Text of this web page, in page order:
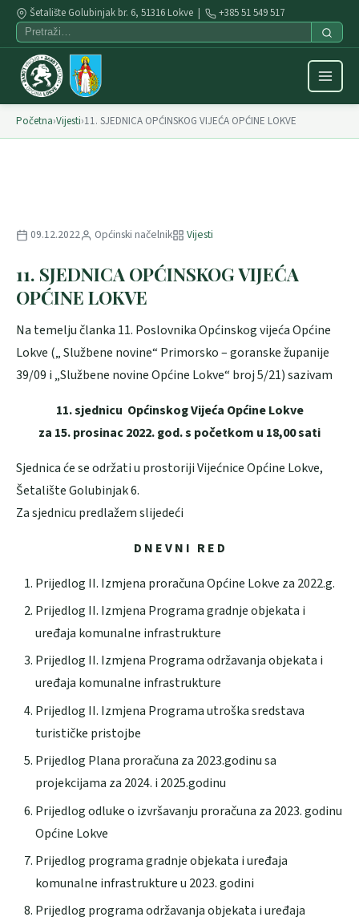
Šetalište Golubinjak br. 6, 51316 Lokve | +385 51 549 517
Početna›Vijesti›11. SJEDNICA OPĆINSKOG VIJEĆA OPĆINE LOKVE
09.12.2022 Općinski načelnik Vijesti
11. SJEDNICA OPĆINSKOG VIJEĆA
OPĆINE LOKVE
Na temelju članka 11. Poslovnika Općinskog vijeća Općine
Lokve („ Službene novine“ Primorsko – goranske županije
39/09 i „Službene novine Općine Lokve“ broj 5/21) sazivam
11. sjednicu Općinskog Vijeća Općine Lokve
za 15. prosinac 2022. god. s početkom u 18,00 sati
Sjednica će se održati u prostoriji Vijećnice Općine Lokve,
Šetalište Golubinjak 6.
Za sjednicu predlažem slijedeći
D N E V N I R E D
Prijedlog II. Izmjena proračuna Općine Lokve za 2022.g.
Prijedlog II. Izmjena Programa gradnje objekata i
uređaja komunalne infrastrukture
Prijedlog II. Izmjena Programa održavanja objekata i
uređaja komunalne infrastrukture
Prijedlog II. Izmjena Programa utroška sredstava
turističke pristojbe
Prijedlog Plana proračuna za 2023.godinu sa
projekcijama za 2024. i 2025.godinu
Prijedlog odluke o izvršavanju proračuna za 2023. godinu
Općine Lokve
Prijedlog programa gradnje objekata i uređaja
komunalne infrastrukture u 2023. godini
Prijedlog programa održavanja objekata i uređaja